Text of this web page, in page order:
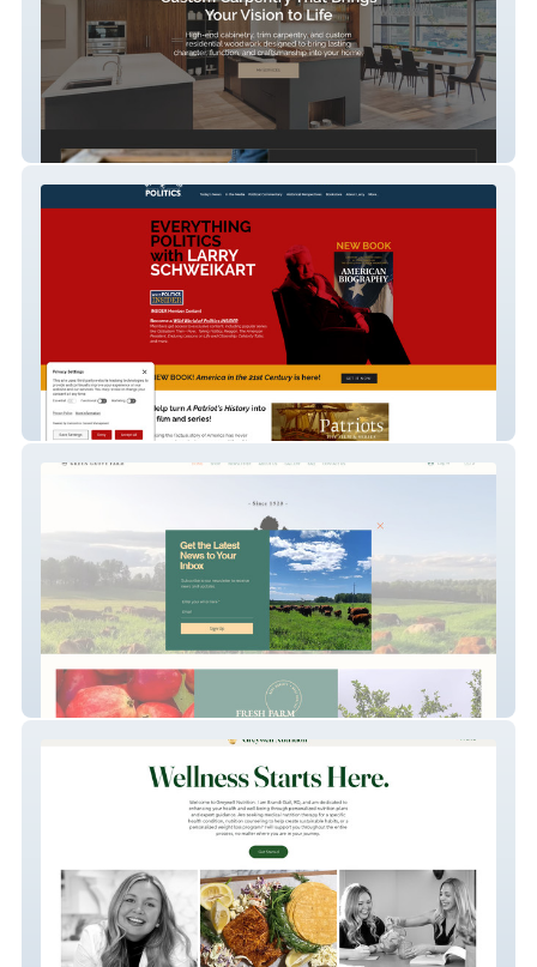
Blackett Design
Wild World Of Politics
Green Grove Farm